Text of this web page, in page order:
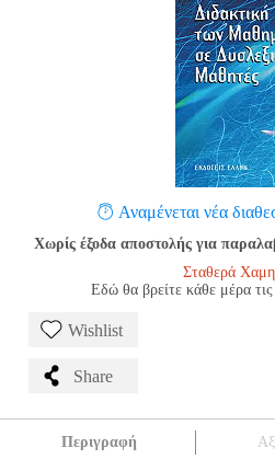
Αναμένεται νέα
Χωρίς έξοδα αποστολής για
Σταθερά
Εδώ θα βρείτε κάθε μέρα τις
Wishlist
Share
Περιγραφή